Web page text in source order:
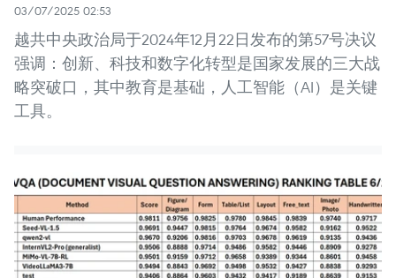
03/07/2025 02:53
越共中央政治局于2024年12月22日发布的第57号决议
强调：创新、科技和数字化转型是国家发展的三大战
略突破口，其中教育是基础，人工智能（AI）是关键
工具。